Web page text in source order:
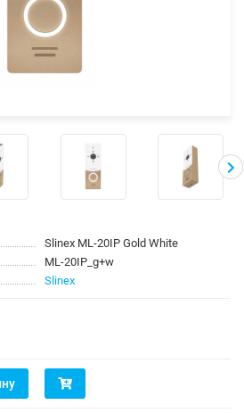
Slinex ML-20IP Gold White
ML-20IP_g+w
Slinex